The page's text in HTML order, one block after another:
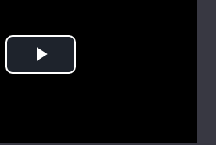
Думки
Вакансії
Play